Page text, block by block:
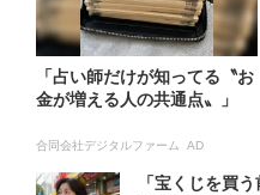
「占い師だけが知ってる〝お
金が増える人の共通点〟」
合同会社デジタルファーム AD
「宝くじを買